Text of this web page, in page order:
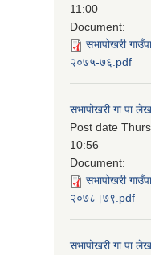
11:00
Document:
सभापोखरी
२०७५-७६.pdf
सभापोखरी गा पा
Post date
10:56
Document:
सभापोखरी
२०७८।७९.pdf
सभापोखरी गा पा